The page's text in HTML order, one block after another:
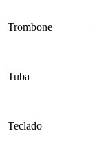
Trombone
Tuba
Teclado